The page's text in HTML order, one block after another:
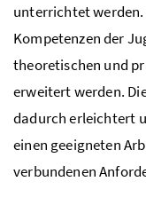
unterrichtet werden.
Kompetenzen der
theoretischen und
erweitert werden.
dadurch erleichtert
einen geeigneten
verbundenen